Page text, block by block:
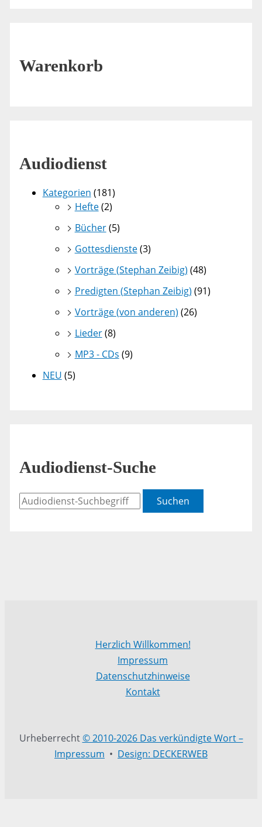
Warenkorb
Audiodienst
Kategorien (181)
Hefte(2)
Bücher(5)
Gottesdienste(3)
Vorträge (Stephan Zeibig) (48)
Predigten (Stephan Zeibig) (91)
Vorträge (von anderen) (26)
Lieder(8)
MP3 - CDs (9)
NEU (5)
Audiodienst-Suche
Suchen
Herzlich Willkommen!
Impressum
Datenschutzhinweise
Kontakt
Urheberrecht© 2010-2026 Das verkündigte Wort –
Impressum • Design: DECKERWEB